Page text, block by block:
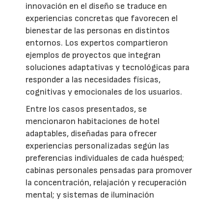
innovación en el diseño se traduce en
experiencias concretas que favorecen el
bienestar de las personas en distintos
entornos. Los expertos compartieron
ejemplos de proyectos que integran
soluciones adaptativas y tecnológicas para
responder a las necesidades físicas,
cognitivas y emocionales de los usuarios.
Entre los casos presentados, se
mencionaron habitaciones de hotel
adaptables, diseñadas para ofrecer
experiencias personalizadas según las
preferencias individuales de cada huésped;
cabinas personales pensadas para promover
la concentración, relajación y recuperación
mental; y sistemas de iluminación